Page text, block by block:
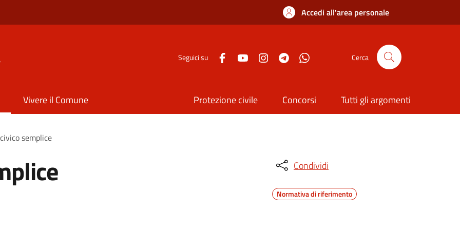
Accedi all'area personale
Seguici su Cerca
Vivere il Comune Protezione civile Concorsi Tutti gli argomenti
semplice
Condividi
Normativa di riferimento